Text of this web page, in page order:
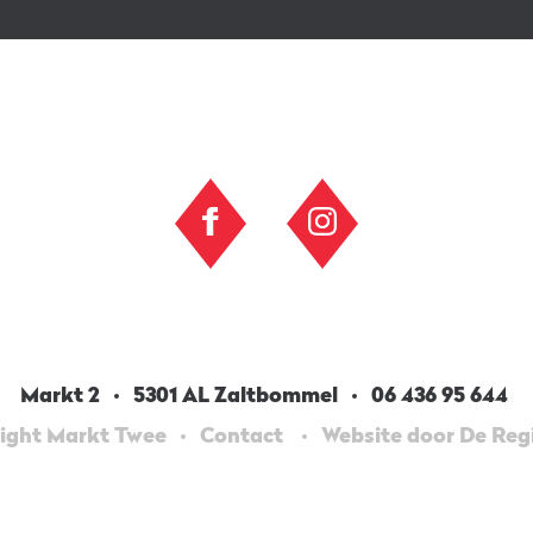
Markt 2 5301 AL Zaltbommel
06 436 95 644
Markt Twee
Contact Website door De